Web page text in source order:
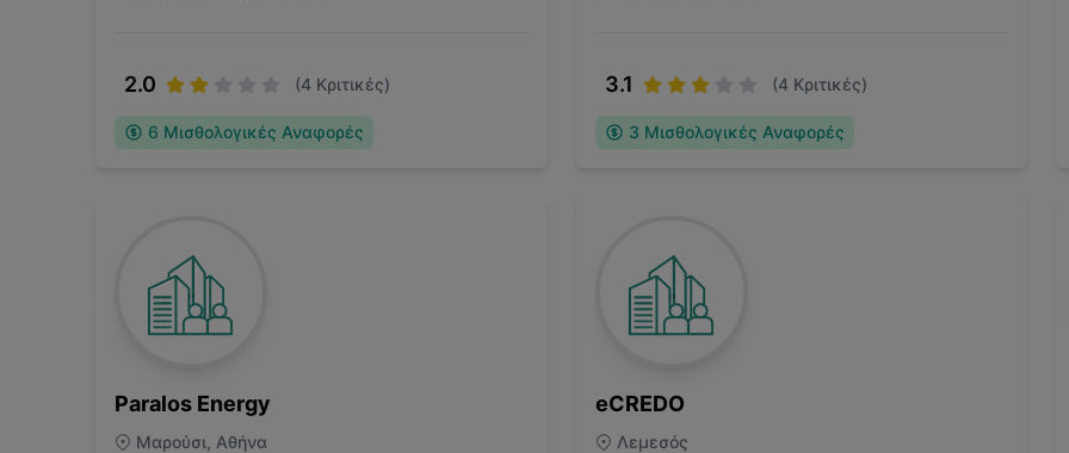
2.0 (4 Κριτικές)
6 Μισθολογικές Αναφορές
3.1 (4Κριτικές)
3 Μισθολογικές Αναφορές
Paralos Energy
Μαρούσι, Αθήνα
eCREDO
Λεμεσός